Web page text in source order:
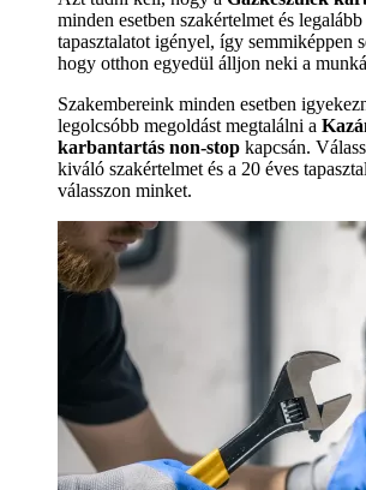
minden esetben szakértelmet és
tapasztalatot igényel, így semmiképpen
hogy otthon egyedül álljon neki a
Szakembereink minden esetben
legolcsóbb megoldást megtalálni a
karbantartás non-stop kapcsán.
kiváló szakértelmet és a 20 éves
válasszon minket.